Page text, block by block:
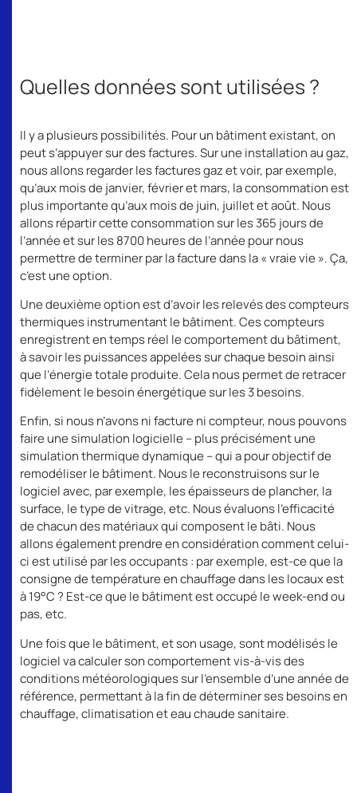
Quelles données sont utilisées ?
Il y a plusieurs possibilités. Pour un bâtiment existant, on
peut s’appuyer sur des factures. Sur une installation au gaz,
nous allons regarder les factures gaz et voir, par exemple,
qu’aux mois de janvier, février et mars, la consommation est
plus importante qu’aux mois de juin, juillet et août. Nous
allons répartir cette consommation sur les 365 jours de
l’année et sur les 8700 heures de l’année pour nous
permettre de terminer par la facture dans la « vraie vie ». Ça,
c’est une option.
Une deuxième option est d’avoir les relevés des compteurs
thermiques instrumentant le bâtiment. Ces compteurs
enregistrent en temps réel le comportement du bâtiment,
à savoir les puissances appelées sur chaque besoin ainsi
que l’énergie totale produite. Cela nous permet de retracer
fidèlement le besoin énergétique sur les 3 besoins.
Enfin, si nous n’avons ni facture ni compteur, nous pouvons
faire une simulation logicielle – plus précisément une
simulation thermique dynamique – qui a pour objectif de
remodéliser le bâtiment. Nous le reconstruisons sur le
logiciel avec, par exemple, les épaisseurs de plancher, la
surface, le type de vitrage, etc. Nous évaluons l’efficacité
de chacun des matériaux qui composent le bâti. Nous
allons également prendre en considération comment celui-
ci est utilisé par les occupants : par exemple, est-ce que la
consigne de température en chauffage dans les locaux est
à 19°C ? Est-ce que le bâtiment est occupé le week-end ou
pas, etc.
Une fois que le bâtiment, et son usage, sont modélisés le
logiciel va calculer son comportement vis-à-vis des
conditions météorologiques sur l’ensemble d’une année de
référence, permettant à la fin de déterminer ses besoins en
chauffage, climatisation et eau chaude sanitaire.